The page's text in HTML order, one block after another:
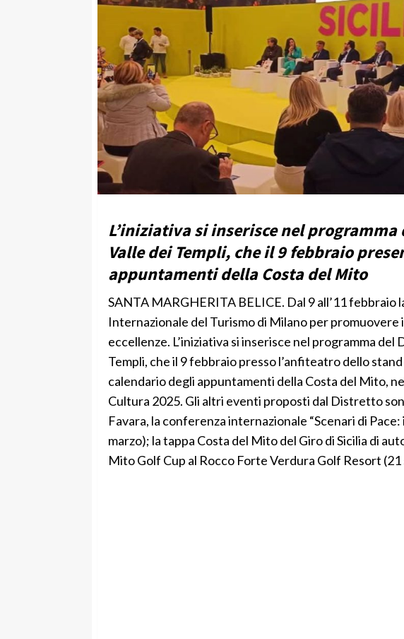
L’iniziativa si inserisce nel
Valle dei Templi, che il 9 febbraio
appuntamenti della Costa del Mito
SANTA MARGHERITA BELICE. Dal 9 all’11 febbraio
Internazionale del Turismo di Milano per
eccellenze. L’iniziativa si inserisce nel programma
Templi, che il 9 febbraio presso l’anfiteatro dello
calendario degli appuntamenti della Costa del Mito,
Cultura 2025. Gli altri eventi proposti dal Distretto
Favara, la conferenza internazionale “Scenari di
marzo); la tappa Costa del Mito del Giro di Sicilia di
Mito Golf Cup al Rocco Forte Verdura Golf Resort